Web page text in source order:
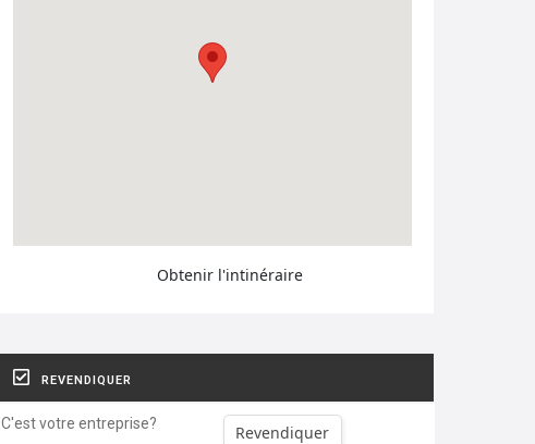
Obtenir l'intinéraire
REVENDIQUER
C'est votre entreprise? Revendiquer